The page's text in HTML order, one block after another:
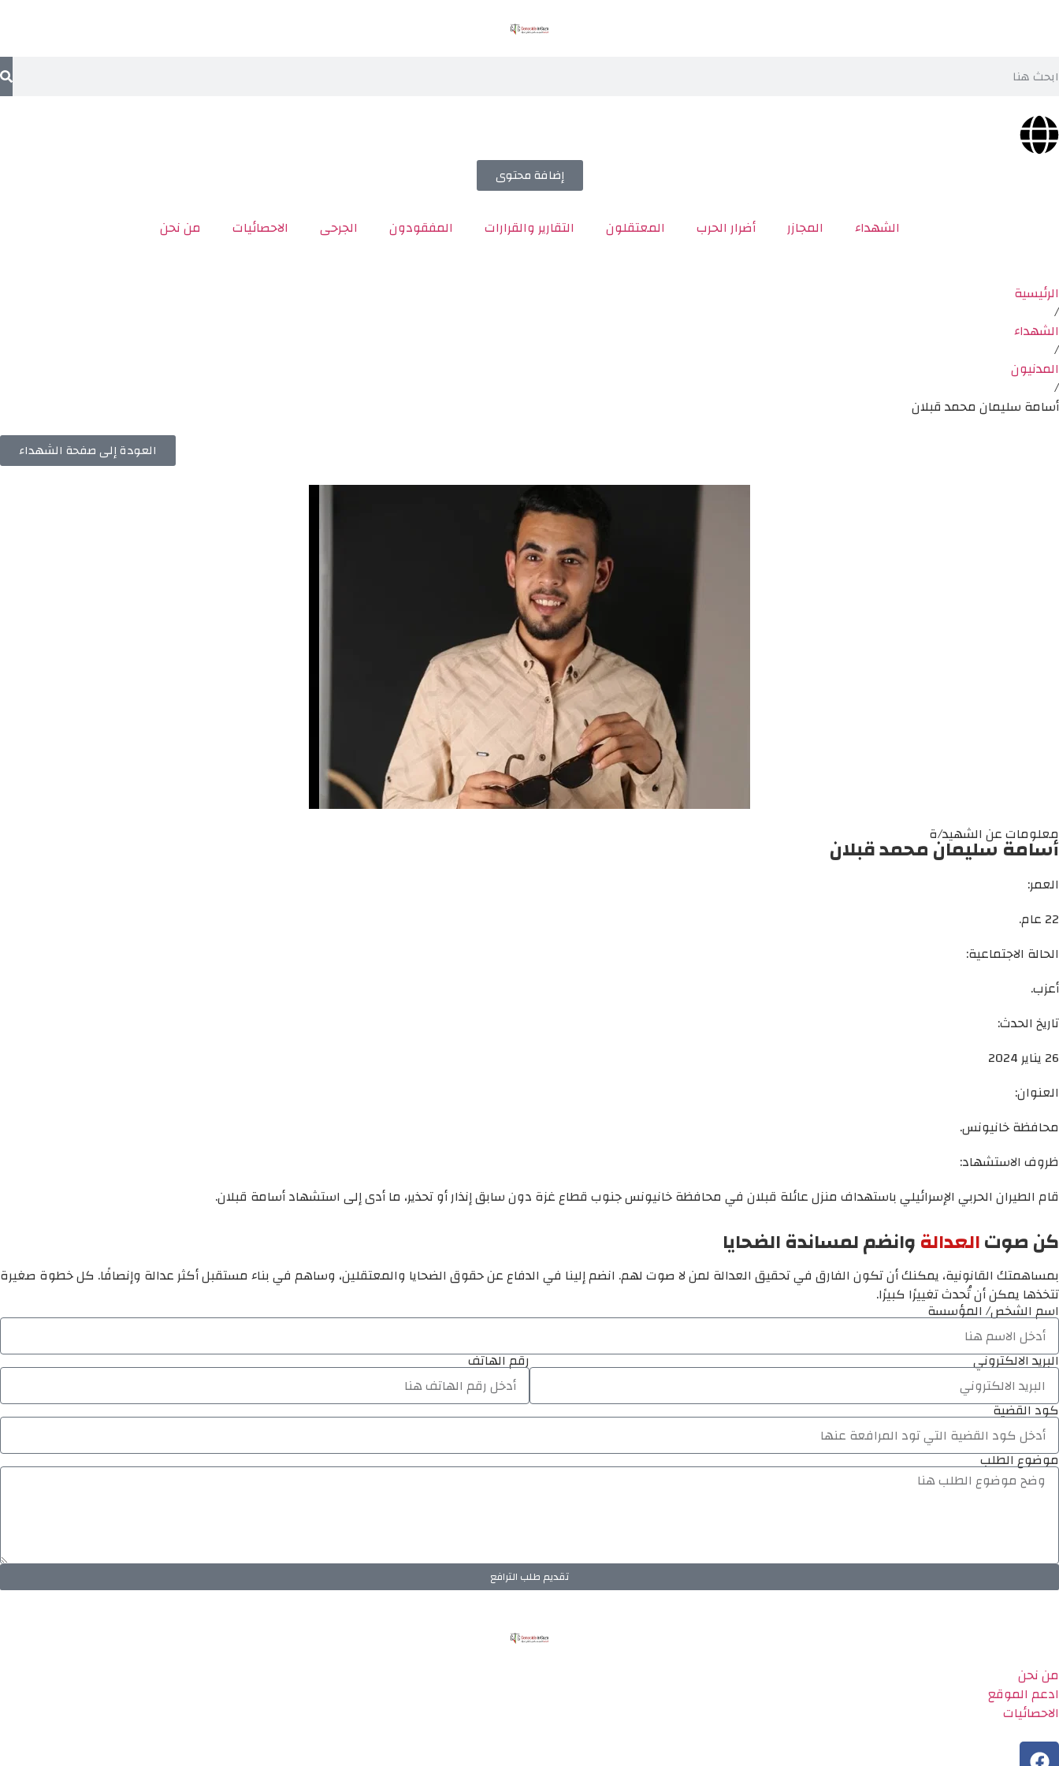
إضافة محتوى
الشهداء المجازر أضرار الحرب المعتقلون التقارير والقرارات المفقودون الجرحى الاحصائيات من نحن
الرئيسية
/
الشهداء
/
المدنيون
/
أسامة سليمان محمد قبلان
العودة إلى صفحة الشهداء
معلومات عن الشهيد/ة
أسامة سليمان محمد قبلان
العمر:
22 عام.
الحالة الاجتماعية:
أعزب.
تاريخ الحدث:
26 يناير 2024
العنوان:
محافظة خانيونس.
ظروف الاستشهاد:
قام الطيران الحربي الإسرائيلي باستهداف منزل عائلة قبلان في محافظة خانيونس جنوب قطاع غزة دون سابق إنذار أو تحذير، ما أدى إلى استشهاد أسامة قبلان.
كن صوتالعدالةوانضم لمساندة الضحايا
بمساهمتك القانونية، يمكنك أن تكون الفارق في تحقيق العدالة لمن لا صوت لهم. انضم إلينا في الدفاع عن حقوق الضحايا والمعتقلين، وساهم في بناء مستقبل أكثر عدالة وإنصافًا. كل خطوة صغيرة
تتخذها يمكن أن تُحدث تغييرًا كبيرًا.
اسم الشخص/ المؤسسة
البريد الالكتروني رقم الهاتف
كود القضية
موضوع الطلب
تقديم طلب الترافع
من نحن
ادعم الموقع
الاحصائيات